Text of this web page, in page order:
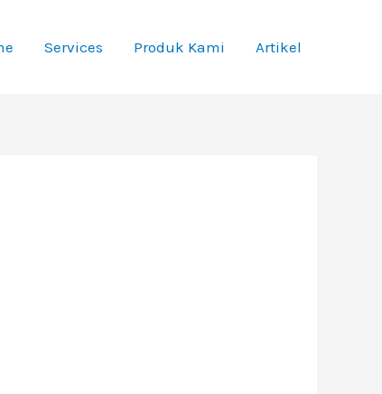
Services Produk Kami Artikel